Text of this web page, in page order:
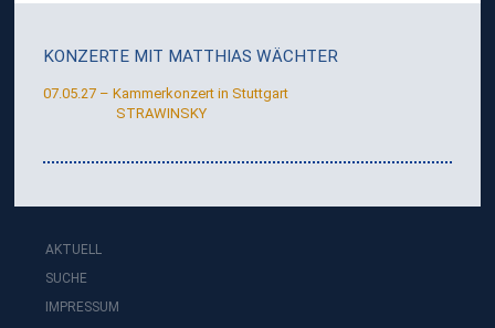
KONZERTE MIT MATTHIAS WÄCHTER
07.05.27 – Kammerkonzert in Stuttgart
STRAWINSKY
AKTUELL
SUCHE
IMPRESSUM